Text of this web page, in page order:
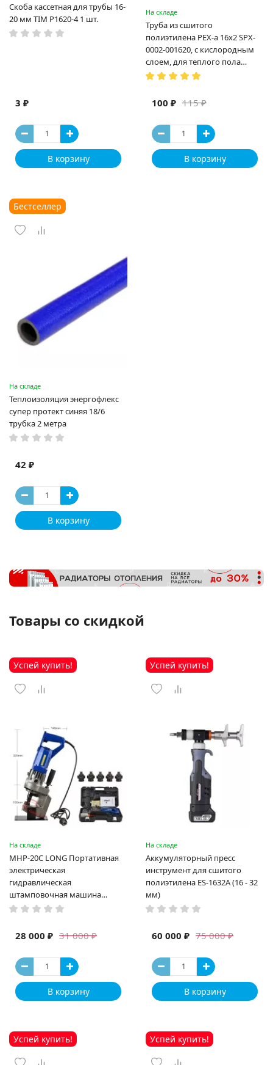
Скоба кассетная для трубы 16-
20 мм TIM P1620-4 1 шт.
3 ₽
В корзину
На складе
Труба из сшитого
полиэтилена PEX-a 16х2 SPX-
0002-001620, с кислородным
слоем, для теплого пола
(Испания)
115 ₽
100 ₽
В корзину
Бестселлер
На складе
Теплоизоляция энергофлекс
супер протект синяя 18/6
трубка 2 метра
42 ₽
В корзину
Товары со скидкой
Успей купить!
На складе
MHP-20C LONG Портативная
электрическая
гидравлическая
штамповочная машина
высокая мощность и мощный
машина
31 000 ₽
28 000 ₽
В корзину
Успей купить!
На складе
Аккумуляторный пресс
инструмент для сшитого
полиэтилена ES-1632A (16 - 32
мм)
75 000 ₽
60 000 ₽
В корзину
Успей купить! Успей купить!